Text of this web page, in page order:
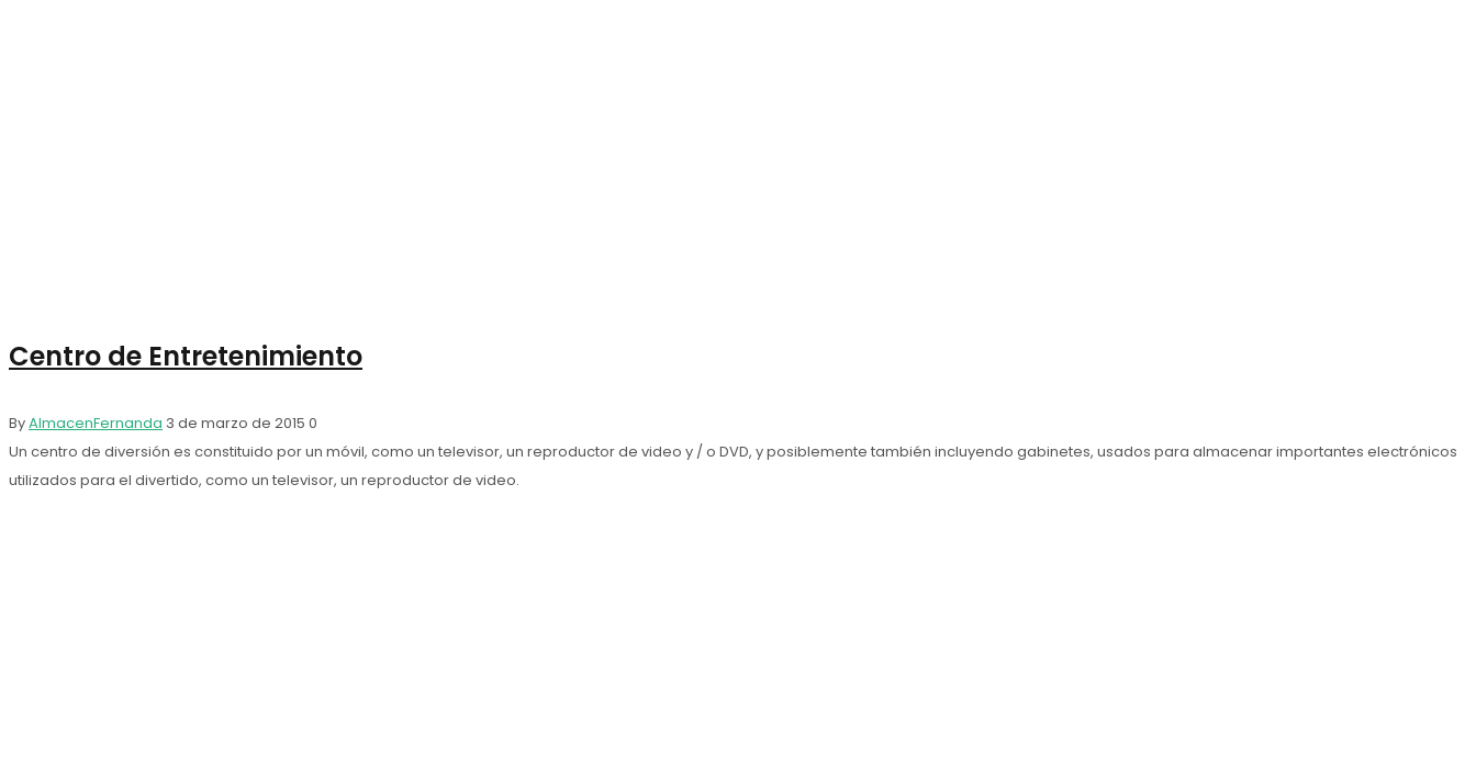
Centro de Entretenimiento
ByAlmacenFernanda 3 de marzo de 2015 0
Un centro de diversión es constituido por un móvil, como un televisor, un reproductor de video y / o DVD, y posiblemente también incluyendo gabinetes, usados ​​para almacenar importantes electrónicos
utilizados para el divertido, como un televisor, un reproductor de video.